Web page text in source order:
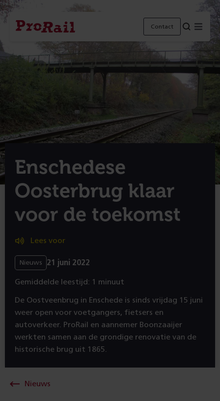
Navigatie
Homepage Contact Menu
Enschedese
Oosterbrug klaar
voor de toekomst
Lees voor
Nieuws 21 juni 2022
Gemiddelde leestijd: 1 minuut
De Oostveenbrug in Enschede is sinds vrijdag 15 juni
weer open voor voetgangers, fietsers en
autoverkeer. ProRail en aannemer Boonzaaijer
werkten samen aan de grondige renovatie van de
historische brug uit 1865.
Nieuws